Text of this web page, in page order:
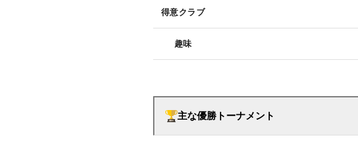
得意クラブ
趣味
主な優勝トーナメント